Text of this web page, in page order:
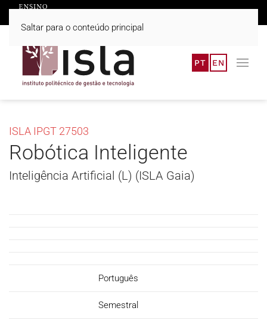
Saltar para o conteúdo principal
PT EN
ISLA IPGT 27503
Robótica Inteligente
Inteligência Artificial (L) (ISLA Gaia)
Português
Semestral